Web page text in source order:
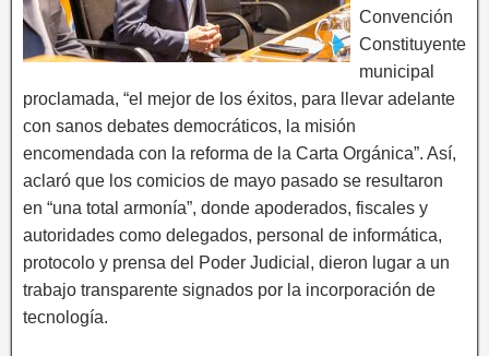
Convención
Constituyente
municipal
proclamada, “el mejor de los éxitos, para llevar adelante
con sanos debates democráticos, la misión
encomendada con la reforma de la Carta Orgánica”. Así,
aclaró que los comicios de mayo pasado se resultaron
en “una total armonía”, donde apoderados, fiscales y
autoridades como delegados, personal de informática,
protocolo y prensa del Poder Judicial, dieron lugar a un
trabajo transparente signados por la incorporación de
tecnología.